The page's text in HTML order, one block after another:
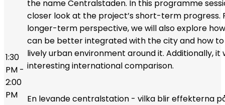
1:30
PM -
2:00
PM
the name Centralstaden. In this programme
closer look at the project’s short-term progress.
longer-term perspective, we will also explore
can be better integrated with the city and how
lively urban environment around it. Additionally, it
interesting international comparison.
En levande centralstation - vilka blir effekterna